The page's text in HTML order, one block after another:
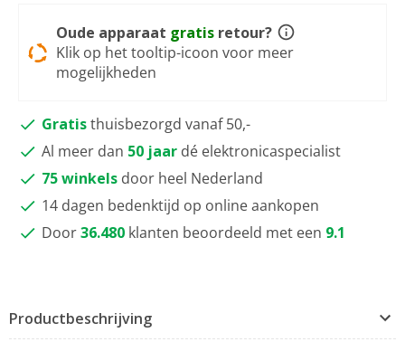
Oude apparaat gratis retour?
Klik op het tooltip-icoon voor meer
mogelijkheden
Gratisthuisbezorgd vanaf 50,-
Al meer dan 50 jaar dé elektronicaspecialist
75 winkels door heel Nederland
14 dagen bedenktijd op online aankopen
Door36.480 klanten beoordeeld met een 9.1
Productbeschrijving